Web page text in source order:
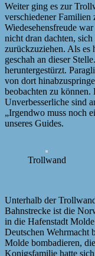
Weiter ging es zur
verschiedener
Wiedesehensfreude
nicht dran dachten,
zurückzuziehen. Als es
geschah an dieser
heruntergestürzt.
von dort
beobachten zu
Unverbesserliche sind
„Irgendwo muss noch
unseres Guides.
Trollwand
Unterhalb der
Bahnstrecke ist die
in die Hafenstadt
Deutschen Wehrmacht
Molde bombadieren,
Konigsfamilie hatte sich